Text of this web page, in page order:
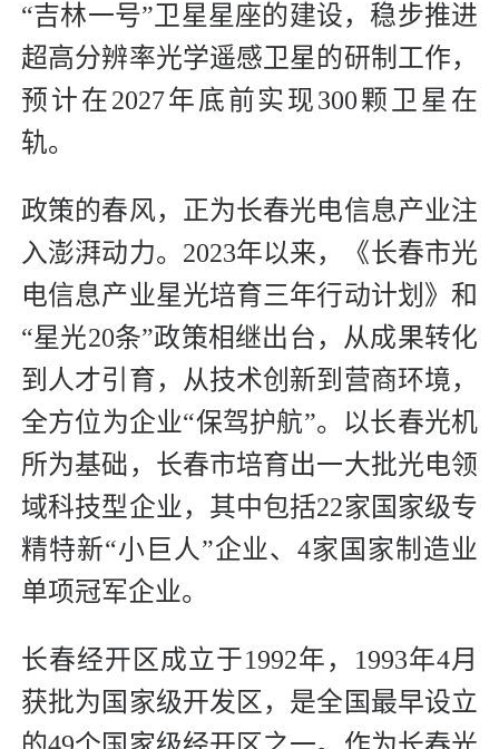
“吉林一号”卫星星座的建设，稳步推进
超高分辨率光学遥感卫星的研制工作，
预计在2027年底前实现300颗卫星在
轨。
政策的春风，正为长春光电信息产业注
入澎湃动力。2023年以来，《长春市光
电信息产业星光培育三年行动计划》和
“星光20条”政策相继出台，从成果转化
到人才引育，从技术创新到营商环境，
全方位为企业“保驾护航”。以长春光机
所为基础，长春市培育出一大批光电领
域科技型企业，其中包括22家国家级专
精特新“小巨人”企业、4家国家制造业
单项冠军企业。
长春经开区成立于1992年，1993年4月
获批为国家级开发区，是全国最早设立